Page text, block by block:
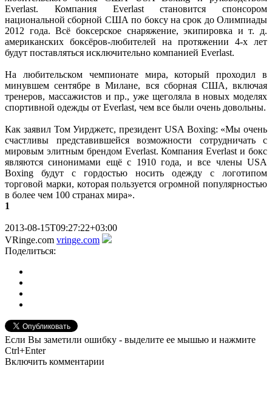
Everlast. Компания Everlast становится спонсором
национальной сборной США по боксу на срок до Олимпиады
2012 года. Всё боксерское снаряжение, экипировка и т. д.
американских боксёров-любителей на протяжении 4-х лет
будут поставляться исключительно компанией Everlast.
На любительском чемпионате мира, который проходил в
минувшем сентябре в Милане, вся сборная США, включая
тренеров, массажистов и пр., уже щеголяла в новых моделях
спортивной одежды от Everlast, чем все были очень довольны.
Как заявил Том Уирджетс, президент USA Boxing: «Мы очень
счастливы представившейся возможности сотрудничать с
мировым элитным брендом Everlast. Компания Everlast и бокс
являются синонимами ещё с 1910 года, и все члены USA
Boxing будут с гордостью носить одежду с логотипом
торговой марки, которая пользуется огромной популярностью
в более чем 100 странах мира».
1
2013-08-15T09:27:22+03:00
VRinge.com vringe.com
Поделиться:
Если Вы заметили ошибку - выделите ее мышью и нажмите
Ctrl+Enter
Включить комментарии